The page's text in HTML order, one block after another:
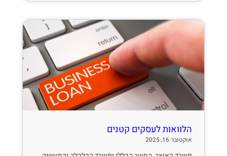
הלוואות לעסקים קטנים
אוקטובר 16, 2025